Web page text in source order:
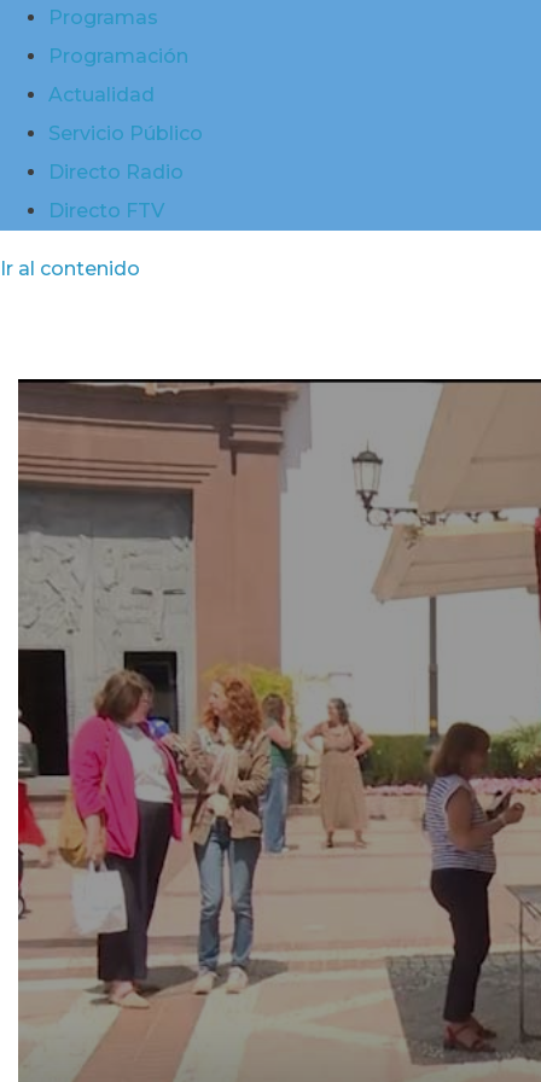
Programas
Programación
Actualidad
Servicio Público
Directo Radio
Directo FTV
Ir al contenido